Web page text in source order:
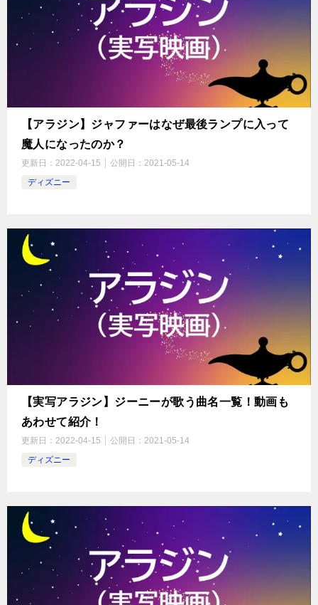
【アラジン】ジャファーはなぜ最後ランプに入って
魔人になったのか？
更新日： 2022-04-15 公開日： 2021-05-14
ディズニー
【実写アラジン】ジーニーが歌う曲名一覧！動画も
あわせて紹介！
更新日： 2022-04-15 公開日： 2021-05-14
ディズニー